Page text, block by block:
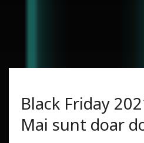
Black Friday
Mai sunt doar